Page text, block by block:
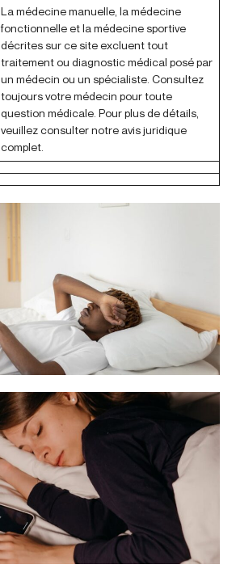
La médecine manuelle, la médecine
fonctionnelle et la médecine sportive
décrites sur ce site excluent tout
traitement ou diagnostic médical posé par
un médecin ou un spécialiste. Consultez
toujours votre médecin pour toute
question médicale. Pour plus de détails,
veuillez consulter notre avis juridique
complet.